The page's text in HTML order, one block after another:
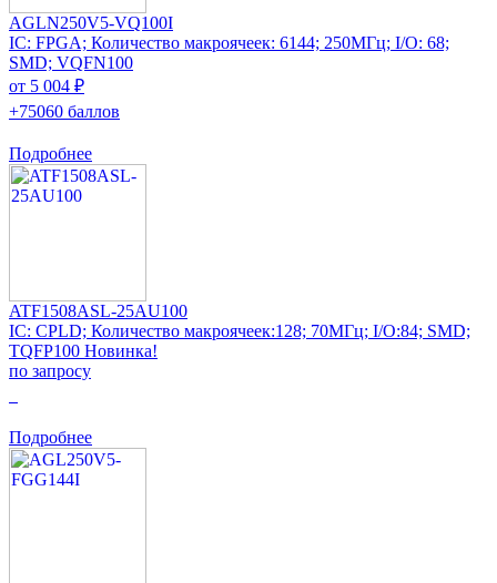
AGLN250V5-VQ100I
IC: FPGA; Количество макроячеек: 6144; 250МГц; I/O: 68;
SMD; VQFN100
от 5 004 ₽
+75060 баллов
Подробнее
ATF1508ASL-25AU100
IC: CPLD; Количество макроячеек:128; 70МГц; I/O:84; SMD;
TQFP100 Новинка!
по запросу
Подробнее